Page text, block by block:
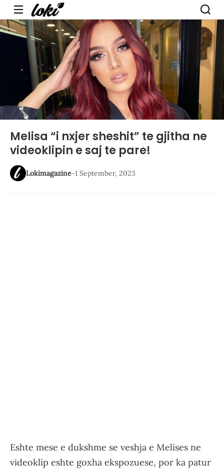
Menu
Melisa “i nxjer sheshit” te gjitha ne
videoklipin e saj te pare!
Lokimagazine-1 September, 2023
Eshte mese e dukshme se veshja e Melises ne
videoklip eshte goxha ekspozuese, por ka patur